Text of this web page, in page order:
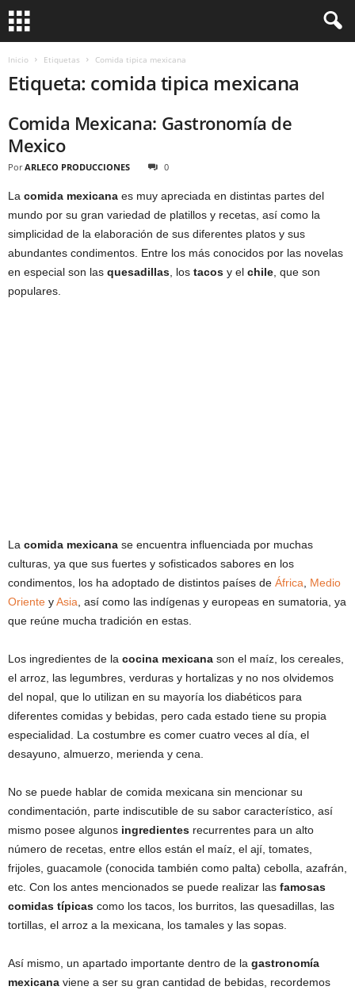
Inicio Etiquetas Comida tipica mexicana
Etiqueta: comida tipica mexicana
Comida Mexicana: Gastronomía de
Mexico
Por ARLECO PRODUCCIONES 0
La comida mexicana es muy apreciada en distintas partes del
mundo por su gran variedad de platillos y recetas, así como la
simplicidad de la elaboración de sus diferentes platos y sus
abundantes condimentos. Entre los más conocidos por las novelas
en especial son las quesadillas , los tacos y el chile , que son
populares.
La comida mexicana se encuentra influenciada por muchas
culturas, ya que sus fuertes y sofisticados sabores en los
condimentos, los ha adoptado de distintos países de África
Medio
Oriente yAsia , así como las indígenas y europeas en sumatoria, ya
que reúne mucha tradición en estas.
Los ingredientes de la cocina mexicana son el maíz, los cereales,
el arroz, las legumbres, verduras y hortalizas y no nos olvidemos
del nopal, que lo utilizan en su mayoría los diabéticos para
diferentes comidas y bebidas, pero cada estado tiene su propia
especialidad. La costumbre es comer cuatro veces al día, el
desayuno, almuerzo, merienda y cena.
No se puede hablar de comida mexicana sin mencionar su
condimentación, parte indiscutible de su sabor característico, así
mismo posee algunos ingredientes recurrentes para un alto
número de recetas, entre ellos están el maíz, el ají, tomates,
frijoles, guacamole (conocida también como palta) cebolla, azafrán,
etc. Con los antes mencionados se puede realizar las famosas
comidas típicas como los tacos, los burritos, las quesadillas, las
tortillas, el arroz a la mexicana, los tamales y las sopas.
Así mismo, un apartado importante dentro de la gastronomía
mexicana viene a ser su gran cantidad de bebidas, recordemos